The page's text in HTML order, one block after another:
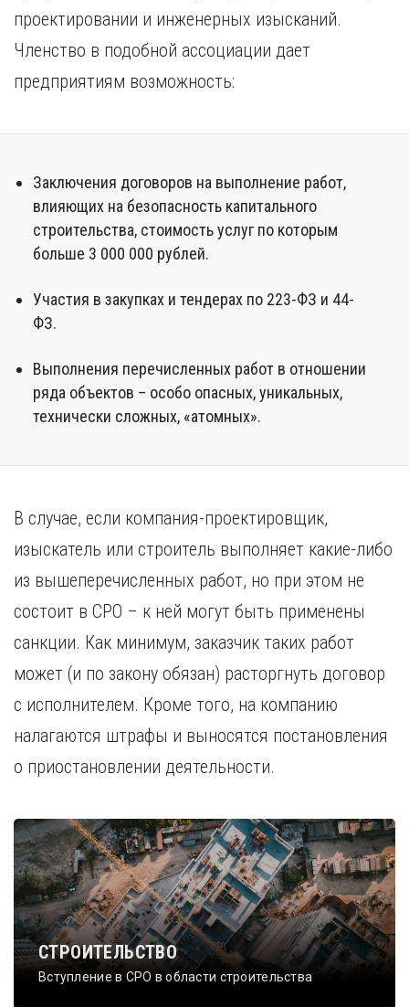
Липецк
М
Махачкала
Набережные Челны
Нижний Новгород
Нижний Тагил
Новокузнецк
Новосибирск
Чебоксары
Челябинск
Я
проектировании и инженерных изысканий.
Членство в подобной ассоциации дает
предприятиям возможность:
Заключения договоров на выполнение работ,
влияющих на безопасность капитального
строительства, стоимость услуг по которым
больше 3 000 000 рублей.
Участия в закупках и тендерах по 223-ФЗ и 44-
ФЗ.
Выполнения перечисленных работ в отношении
ряда объектов – особо опасных, уникальных,
технически сложных, «атомных».
В случае, если компания-проектировщик,
изыскатель или строитель выполняет какие-либо
из вышеперечисленных работ, но при этом не
состоит в СРО – к ней могут быть применены
санкции. Как минимум, заказчик таких работ
может (и по закону обязан) расторгнуть договор
с исполнителем. Кроме того, на компанию
налагаются штрафы и выносятся постановления
о приостановлении деятельности.
СТРОИТЕЛЬСТВО
Вступление в СРО в области строительства